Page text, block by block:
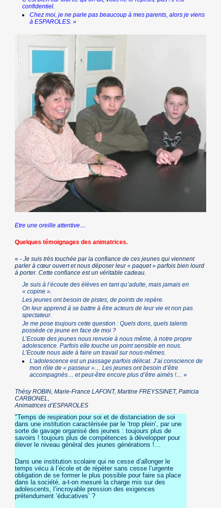
confidentiel.
Chez moi, je ne parle pas beaucoup à mes parents, alors je viens
à ESPAROLES. »
Etre une oreille attentive…
Quelques témoignages des animatrices.
« -Je suis très touchée par la confiance de ces jeunes qui viennent
parler à cœur ouvert et nous déposer leur « paquet » parfois bien lourd
à porter. Cette confiance est un véritable cadeau.
Je suis à l’écoute des élèves en tant qu’adulte, mais jamais en
« copine ».
Les jeunes ont besoin de pistes, de points de repère.
On leur apprend à se battre à être acteurs de leur vie et non pas
spectateur.
Je me pose toujours cette question : Quels dons, quels talents
possède ce jeune en face de moi ?
L’Ecoute des jeunes nous renvoie à nous même, à notre propre
adolescence. Parfois elle touche un point sensible en nous.
L’Ecoute nous aide à faire un travail sur nous-mêmes.
L’adolescence est un passage parfois délicat. J’ai conscience de
mon rôle de « passeur »… Les jeunes ont besoin d’être
accompagnés… et peut-être encore plus d’être aimés !… »
Thésy ROBIN, Marie-France LAFONT, Martine FREYSSINET, Patricia
CARBONEL,
Animatrices d’ESPAROLES
"Temps de respiration pour soi et de distanciation de soi
dans une institution caractérisée par le ’trop plein’, par une
sorte de gavage organisé des jeunes : toujours plus de
savoirs ! toujours plus de compétences à développer pour
élever le niveau général des jeunes générations !…
Dans une institution scolaire qui ne cesse d’allonger le
temps vécu à l’école et de répéter sans cesse l’urgente
obligation de se former le plus possible pour faire sa place
dans la société, a-t-on mesuré la charge mis sur des
adolescents, l’incroyable pression des exigences
prétendument ’éducatives’ ?